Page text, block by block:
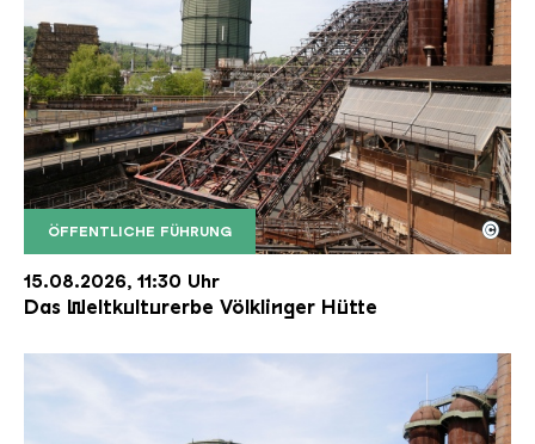
ÖFFENTLICHE FÜHRUNG
Der Erzschrägaufzug der Völklinger Hütte mit
Copyright: Weltkulturerbe Völklinger Hütte | Karl
©
15.08.2026, 11:30 Uhr
Das Weltkulturerbe Völklinger Hütte